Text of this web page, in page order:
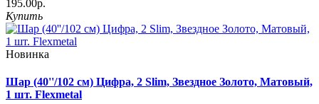
195.00р.
Купить
Новинка
Шар (40''/102 см) Цифра, 2 Slim, Звездное Золото, Матовый,
1 шт. Flexmetal